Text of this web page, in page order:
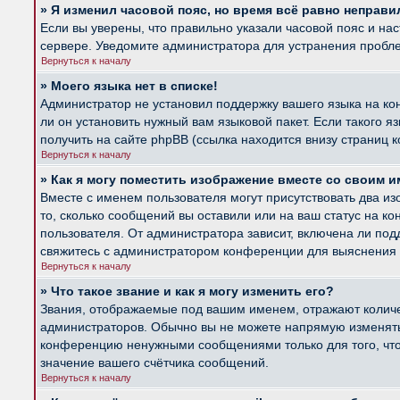
» Я изменил часовой пояс, но время всё равно
Если вы уверены, что правильно указали часовой пояс и
сервере. Уведомите администратора для устранения
Вернуться к началу
» Моего языка нет в списке!
Администратор не установил поддержку вашего языка на
ли он установить нужный вам языковой пакет. Если
получить на сайте phpBB (ссылка находится внизу страниц
Вернуться к началу
» Как я могу поместить изображение вместе со своим
Вместе с именем пользователя могут присутствовать два
то, сколько сообщений вы оставили или на ваш статус на
пользователя. От администратора зависит, включена ли
свяжитесь с администратором конференции для выяснения
Вернуться к началу
» Что такое звание и как я могу изменить его?
Звания, отображаемые под вашим именем, отражают
администраторов. Обычно вы не можете напрямую
конференцию ненужными сообщениями только для того,
значение вашего счётчика сообщений.
Вернуться к началу